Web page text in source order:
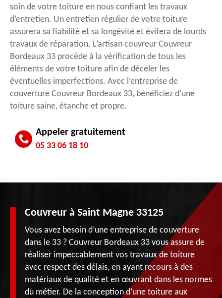
soin de votre toiture en nous confiant les travaux
d’entretien. Un entretien régulier de votre toiture
assurera sa fiabilité et sa longévité et évitera de lourds
travaux de réparation. L’artisan couvreur Couvreur
Bordeaux 33 procède à la vérification de tous les
éléments de votre toiture afin de déceler les
éventuelles imperfections. Avec l’entreprise de
couverture Couvreur Bordeaux 33, bénéficiez d’une
toiture saine, étanche et propre.
Appeler gratuitement
05 33 06 18 10
Couvreur à Saint Magne 33125
Vous avez besoin d’une entreprise de couverture
dans le 33 ? Couvreur Bordeaux 33 vous assure de
réaliser impeccablement vos travaux de toiture
avec respect des délais, en ayant recours à des
matériaux de qualité et en œuvrant dans les normes
du métier. De la conception d’une toiture aux